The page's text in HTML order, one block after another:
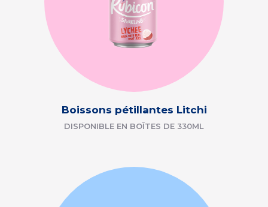
Boissons pétillantes Litchi
DISPONIBLE EN BOÎTES DE 330ML